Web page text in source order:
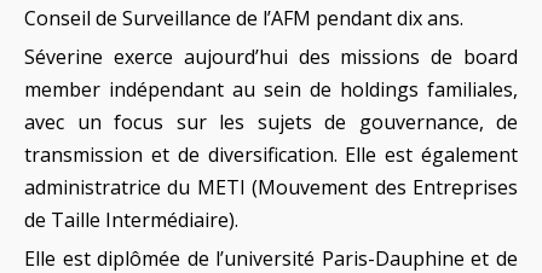
Conseil de Surveillance de l’AFM pendant dix ans.
Séverine exerce aujourd’hui des missions de board
member indépendant au sein de holdings familiales,
avec un focus sur les sujets de gouvernance, de
transmission et de diversification. Elle est également
administratrice du METI (Mouvement des Entreprises
de Taille Intermédiaire).
Elle est diplômée de l’université Paris-Dauphine et de